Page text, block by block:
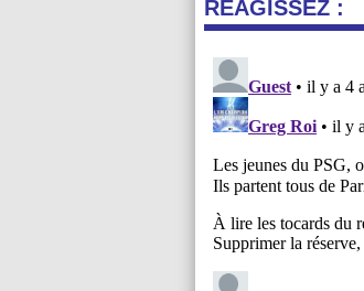
REAGISSEZ :